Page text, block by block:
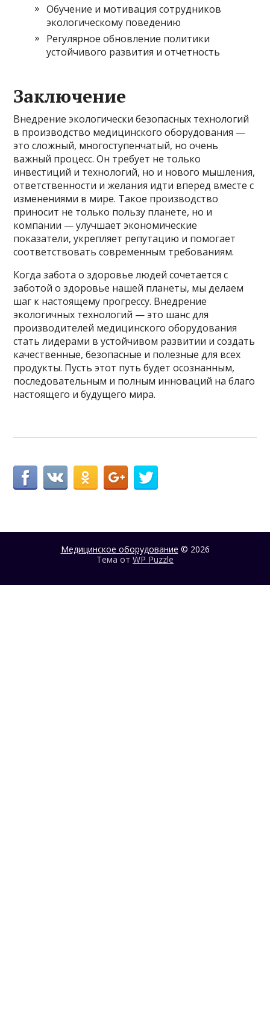
Обучение и мотивация сотрудников
экологическому поведению
Регулярное обновление политики
устойчивого развития и отчетность
Заключение
Внедрение экологически безопасных технологий
в производство медицинского оборудования —
это сложный, многоступенчатый, но очень
важный процесс. Он требует не только
инвестиций и технологий, но и нового мышления,
ответственности и желания идти вперед вместе с
изменениями в мире. Такое производство
приносит не только пользу планете, но и
компании — улучшает экономические
показатели, укрепляет репутацию и помогает
соответствовать современным требованиям.
Когда забота о здоровье людей сочетается с
заботой о здоровье нашей планеты, мы делаем
шаг к настоящему прогрессу. Внедрение
экологичных технологий — это шанс для
производителей медицинского оборудования
стать лидерами в устойчивом развитии и создать
качественные, безопасные и полезные для всех
продукты. Пусть этот путь будет осознанным,
последовательным и полным инноваций на благо
настоящего и будущего мира.
Медицинское оборудование © 2026
Тема от WP Puzzle